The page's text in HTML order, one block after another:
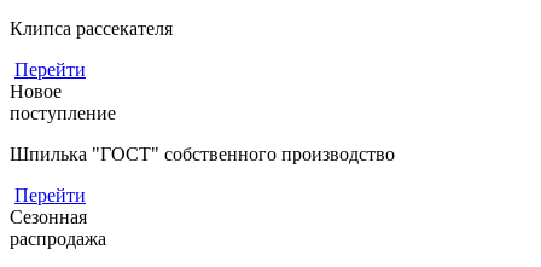
Клипса рассекателя
Перейти
Новое
поступление
Шпилька "ГОСТ" собственного производство
Перейти
Сезонная
распродажа